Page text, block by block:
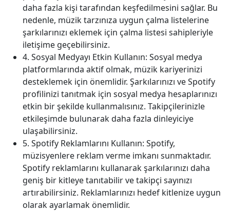
daha fazla kişi tarafından keşfedilmesini sağlar. Bu
nedenle, müzik tarzınıza uygun çalma listelerine
şarkılarınızı eklemek için çalma listesi sahipleriyle
iletişime geçebilirsiniz.
4. Sosyal Medyayı Etkin Kullanın: Sosyal medya
platformlarında aktif olmak, müzik kariyerinizi
desteklemek için önemlidir. Şarkılarınızı ve Spotify
profilinizi tanıtmak için sosyal medya hesaplarınızı
etkin bir şekilde kullanmalısınız. Takipçilerinizle
etkileşimde bulunarak daha fazla dinleyiciye
ulaşabilirsiniz.
5. Spotify Reklamlarını Kullanın: Spotify,
müzisyenlere reklam verme imkanı sunmaktadır.
Spotify reklamlarını kullanarak şarkılarınızı daha
geniş bir kitleye tanıtabilir ve takipçi sayınızı
artırabilirsiniz. Reklamlarınızı hedef kitlenize uygun
olarak ayarlamak önemlidir.